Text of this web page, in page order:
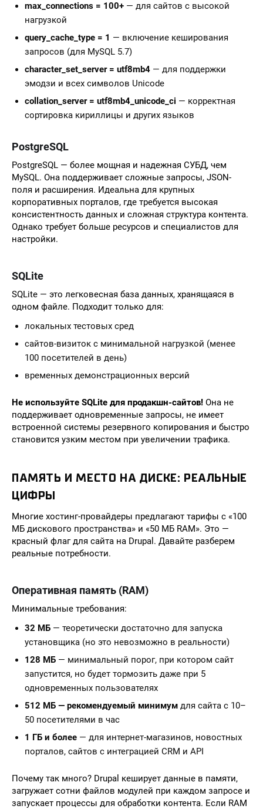
max_connections = 100+ — для сайтов с высокой
нагрузкой
query_cache_type = 1 — включение кеширования
запросов (для MySQL 5.7)
character_set_server = utf8mb4 — для поддержки
эмодзи и всех символов Unicode
collation_server = utf8mb4_unicode_ci — корректная
сортировка кириллицы и других языков
PostgreSQL
PostgreSQL — более мощная и надежная СУБД, чем
MySQL. Она поддерживает сложные запросы, JSON-
поля и расширения. Идеальна для крупных
корпоративных порталов, где требуется высокая
консистентность данных и сложная структура контента.
Однако требует больше ресурсов и специалистов для
настройки.
SQLite
SQLite — это легковесная база данных, хранящаяся в
одном файле. Подходит только для:
локальных тестовых сред
сайтов-визиток с минимальной нагрузкой (менее
100 посетителей в день)
временных демонстрационных версий
Не используйте SQLite для продакшн-сайтов! Она не
поддерживает одновременные запросы, не имеет
встроенной системы резервного копирования и быстро
становится узким местом при увеличении трафика.
ПАМЯТЬ И МЕСТО НА ДИСКЕ: РЕАЛЬНЫЕ
ЦИФРЫ
Многие хостинг-провайдеры предлагают тарифы с «100
МБ дискового пространства» и «50 МБ RAM». Это —
красный флаг для сайта на Drupal. Давайте разберем
реальные потребности.
Оперативная память (RAM)
Минимальные требования:
32 МБ — теоретически достаточно для запуска
установщика (но это невозможно в реальности)
128 МБ — минимальный порог, при котором сайт
запустится, но будет тормозить даже при 5
одновременных пользователях
512 МБ — рекомендуемый минимум для сайта с 10–
50 посетителями в час
1 ГБ и более — для интернет-магазинов, новостных
порталов, сайтов с интеграцией CRM и API
Почему так много? Drupal кеширует данные в памяти,
загружает сотни файлов модулей при каждом запросе и
запускает процессы для обработки контента. Если RAM